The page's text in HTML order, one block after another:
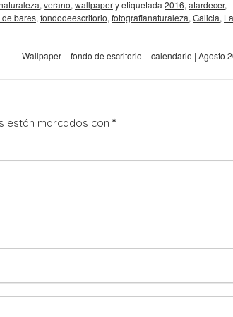
, verano, wallpapery etiquetada 2016, atardecer,
de bares, fondodeescritorio, fotografianaturaleza, Galicia, La
Wallpaper – fondo de escritorio – calendario | Agosto
están marcados con *